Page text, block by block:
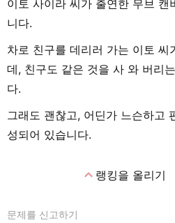
이토 사이라 씨가 출연한 무브 캔
니다.
차로 친구를 데리러 가는 이토 씨
데, 친구도 같은 것을 사 와 버리
다.
그래도 괜찮고, 어딘가 느슨하고
성되어 있습니다.
expand_less랭킹을 올리기
문제를 신고하기